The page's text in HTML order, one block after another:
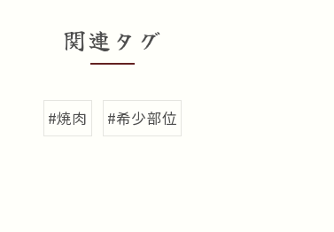
関連タグ
#焼肉 #希少部位